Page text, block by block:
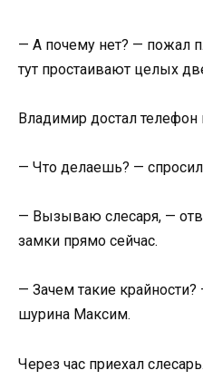
— А почему нет? — пожал
тут простаивают целых
Владимир достал телефон
— Что делаешь? —
— Вызываю слесаря, —
замки прямо сейчас.
— Зачем такие
шурина Максим.
Через час приехал